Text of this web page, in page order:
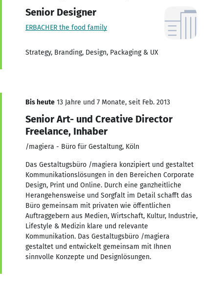
Senior Designer
ERBACHER the food family
Strategy, Branding, Design, Packaging & UX
Bis heute 13 Jahre und 7 Monate, seit Feb. 2013
Senior Art- und Creative Director
Freelance, Inhaber
/magiera - Büro für Gestaltung, Köln
Das Gestaltugsbüro /magiera konzipiert und gestaltet
Kommunikationslösungen in den Bereichen Corporate
Design, Print und Online. Durch eine ganzheitliche
Herangehensweise und Sorgfalt im Detail schafft das
Büro gemeinsam mit privaten wie öffentlichen
Auftraggebern aus Medien, Wirtschaft, Kultur, Industrie,
Lifestyle & Medizin klare und relevante
Kommunikation. Das Gestaltugsbüro /magiera
gestaltet und entwickelt gemeinsam mit Ihnen
sinnvolle Konzepte und Designlösungen.